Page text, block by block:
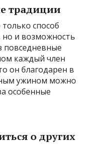
традиции
способ
и возможность
повседневные
каждый член
он благодарен в
ужином можно
особенные
о других